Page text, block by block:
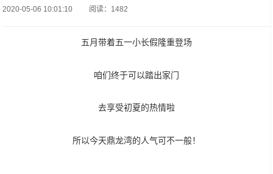
2020-05-06 10:01:10 阅读：1482
五月带着五一小长假隆重登场
咱们终于可以踏出家门
去享受初夏的热情啦
所以今天鼎龙湾的人气可不一般！